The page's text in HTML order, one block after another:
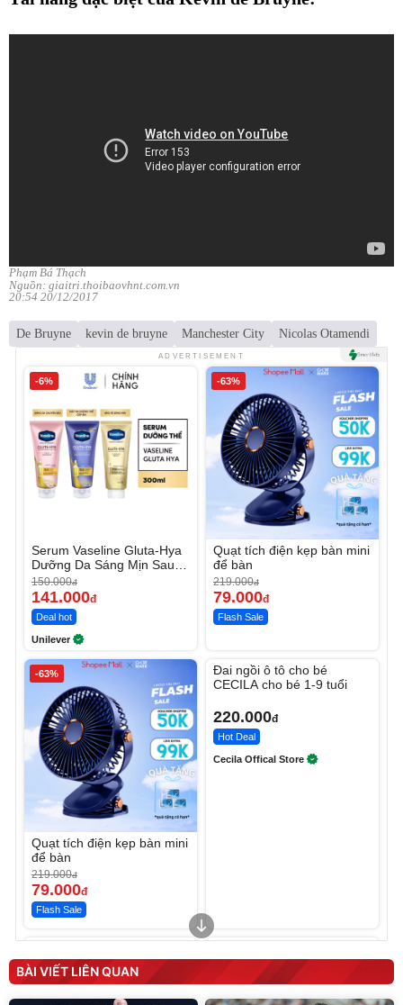
Phạm Bá Thạch
Nguồn: giaitri.thoibaovhnt.com.vn
20:54 20/12/2017
De Bruyne kevin de bruyne Manchester City Nicolas Otamendi
ADVERTISEMENT
-6%
Serum Vaseline Gluta-Hya
Dưỡng Da Sáng Mịn Sau 7
Ngày
150.000đ
141.000đ
Deal hot
Unilever
-63%
Quạt tích điện kẹp bàn mini
để bàn
219.000đ
79.000đ
Flash Sale
-63%
Quạt tích điện kẹp bàn mini
để bàn
219.000đ
79.000đ
Flash Sale
Đai ngồi ô tô cho bé
CECILA cho bé 1-9 tuổi
220.000đ
Hot Deal
Cecila Offical Store
tức thì Vaseline Body
190.000đ
138.330đ
D2-001 - Thông Minh
3.000.000
2.200.000đ
BÀI VIẾT LIÊN QUAN